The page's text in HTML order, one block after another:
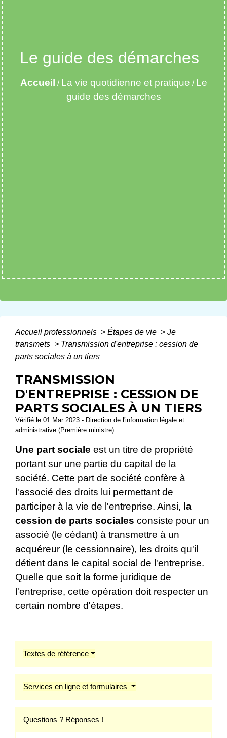
Le guide des démarches
Accueil / La vie quotidienne et pratique / Le
guide des démarches
Accueil professionnels > Étapes de vie > Je
transmets > Transmission d'entreprise : cession de
parts sociales à un tiers
TRANSMISSION
D'ENTREPRISE : CESSION DE
PARTS SOCIALES À UN TIERS
Vérifié le 01 Mar 2023 - Direction de l'information légale et
administrative (Première ministre)
Une part sociale est un titre de propriété
portant sur une partie du capital de la
société. Cette part de société confère à
l'associé des droits lui permettant de
participer à la vie de l'entreprise. Ainsi, la
cession de parts sociales consiste pour un
associé (le cédant) à transmettre à un
acquéreur (le cessionnaire), les droits qu'il
détient dans le capital social de l'entreprise.
Quelle que soit la forme juridique de
l'entreprise, cette opération doit respecter un
certain nombre d'étapes.
Textes de référence
Services en ligne et formulaires
Questions ? Réponses !